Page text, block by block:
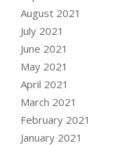
August 2021
July 2021
June 2021
May 2021
April 2021
March 2021
February 2021
January 2021